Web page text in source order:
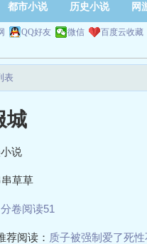
都市小说 历史小说 网
QQ好友 微信 百度云收藏
表
城
说
草草
分卷阅读51
荐阅读： 质子被强制爱了死性